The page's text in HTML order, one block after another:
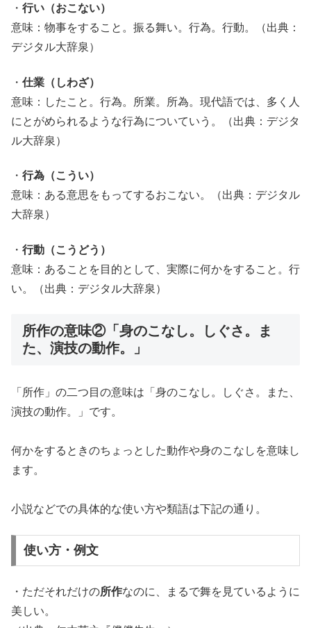
・ 行い（おこない）
意味：物事をすること。振る舞い。行為。行動。（出典：
デジタル大辞泉）
・ 仕業（しわざ）
意味：したこと。行為。所業。所為。現代語では、多く人
にとがめられるような行為についていう。（出典：デジタ
ル大辞泉）
・ 行為（こうい）
意味：ある意思をもってするおこない。（出典：デジタル
大辞泉）
・ 行動（こうどう）
意味：あることを目的として、実際に何かをすること。行
い。（出典：デジタル大辞泉）
所作の意味②「身のこなし。しぐさ。ま
た、演技の動作。」
「所作」の二つ目の意味は「身のこなし。しぐさ。また、
演技の動作。」です。
何かをするときのちょっとした動作や身のこなしを意味し
ます。
小説などでの具体的な使い方や類語は下記の通り。
使い方・例文
・ただそれだけの所作なのに、まるで舞を見ているように
美しい。